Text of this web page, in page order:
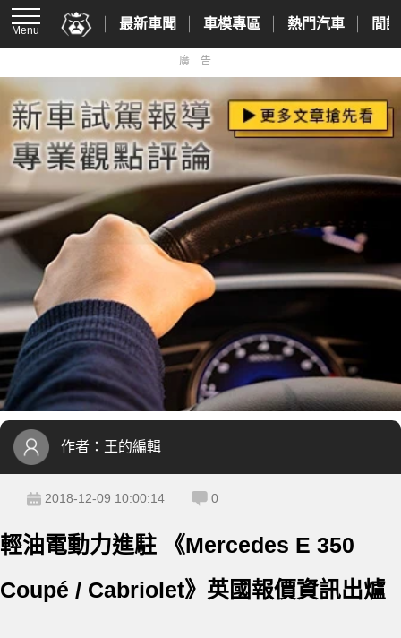
Menu 最新車聞 車模專區 熱門汽車 間
廣告
作者： 王的編輯
2018-12-09 10:00:14 0
輕油電動力進駐 《Mercedes E 350
Coupé / Cabriolet》英國報價資訊出爐